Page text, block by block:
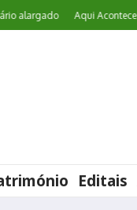
Aqui Acontece:
Editais